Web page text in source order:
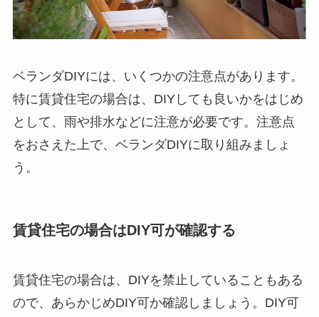
ベランダDIYには、いくつかの注意点があります。
特に賃貸住宅の場合は、DIYしても良いかをはじめ
として、雨や排水などに注意が必要です。注意点
をおさえた上で、ベランダDIYに取り組みましょ
う。
賃貸住宅の場合はDIY可が確認する
賃貸住宅の場合は、DIYを禁止していることもある
ので、あらかじめDIY可か確認しましょう。DIY可